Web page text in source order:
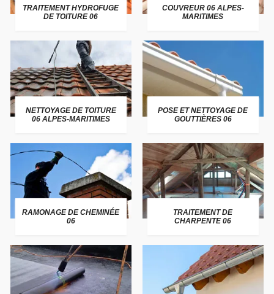
TRAITEMENT HYDROFUGE
DE TOITURE 06
COUVREUR 06 ALPES-
MARITIMES
NETTOYAGE DE TOITURE
06 ALPES-MARITIMES
POSE ET NETTOYAGE DE
GOUTTIÈRES 06
RAMONAGE DE CHEMINÉE
06
TRAITEMENT DE
CHARPENTE 06